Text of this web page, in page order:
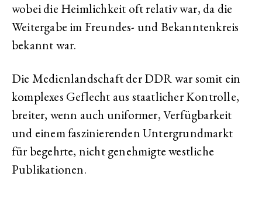
wobei die Heimlichkeit oft relativ war, da die
Weitergabe im Freundes- und Bekanntenkreis
bekannt war.
Die Medienlandschaft der DDR war somit ein
komplexes Geflecht aus staatlicher Kontrolle,
breiter, wenn auch uniformer, Verfügbarkeit
und einem faszinierenden Untergrundmarkt
für begehrte, nicht genehmigte westliche
Publikationen.